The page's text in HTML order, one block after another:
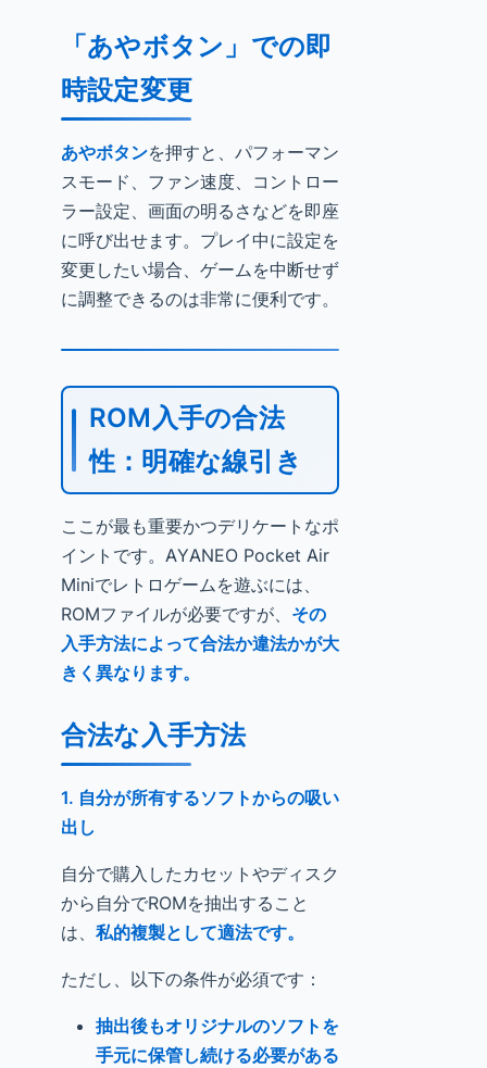
「あやボタン」での即
時設定変更
あやボタンを押すと、パフォーマン
スモード、ファン速度、コントロー
ラー設定、画面の明るさなどを即座
に呼び出せます。プレイ中に設定を
変更したい場合、ゲームを中断せず
に調整できるのは非常に便利です。
ROM入手の合法
性：明確な線引き
ここが最も重要かつデリケートなポ
イントです。AYANEO Pocket Air
Miniでレトロゲームを遊ぶには、
ROMファイルが必要ですが、 その
入手方法によって合法か違法かが大
きく異なります。
合法な入手方法
1. 自分が所有するソフトからの吸い
出し
自分で購入したカセットやディスク
から自分でROMを抽出すること
は、 私的複製として適法です。
ただし、以下の条件が必須です：
抽出後もオリジナルのソフトを
手元に保管し続ける必要がある